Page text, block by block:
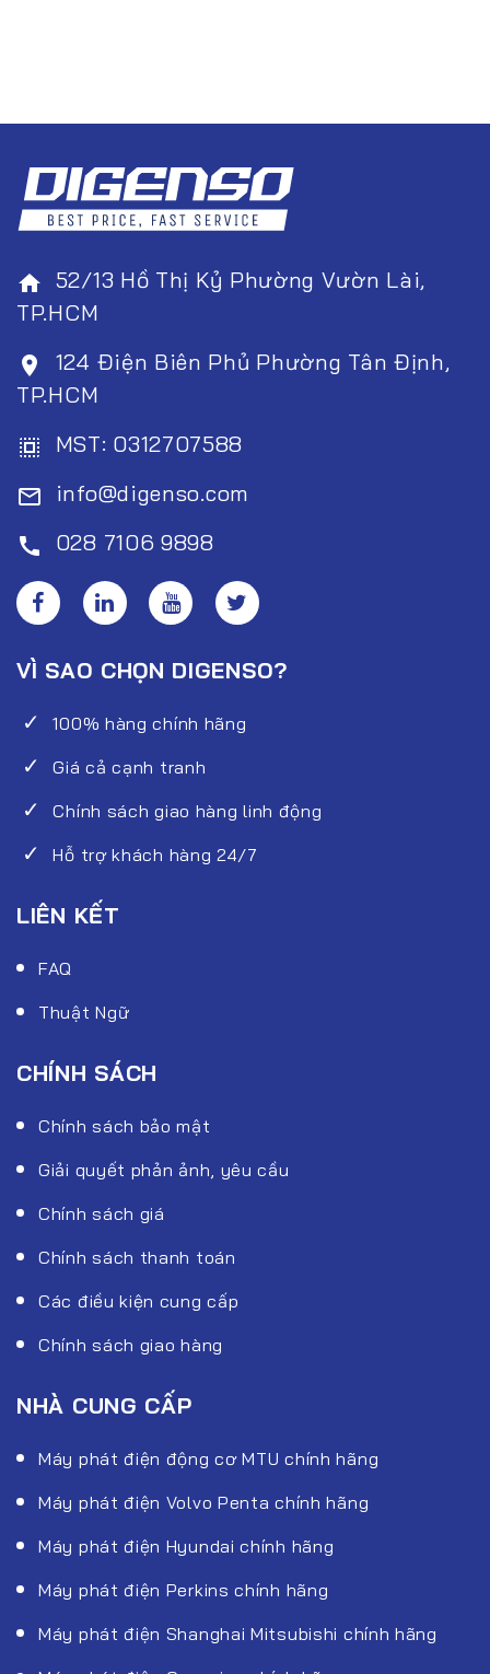
home 52/13 Hồ Thị Kỷ Phường Vườn Lài,
TP.HCM
room
124 Điện Biên Phủ Phường Tân Định,
TP.HCM
select_all MST: 0312707588
mail_outline info@digenso.com
call 028 7106 9898
VÌ SAO CHỌN DIGENSO?
100% hàng chính hãng
Giá cả cạnh tranh
Chính sách giao hàng linh động
Hỗ trợ khách hàng 24/7
LIÊN KẾT
FAQ
Thuật Ngữ
CHÍNH SÁCH
Chính sách bảo mật
Giải quyết phản ảnh, yêu cầu
Chính sách giá
Chính sách thanh toán
Các điều kiện cung cấp
Chính sách giao hàng
NHÀ CUNG CẤP
Máy phát điện động cơ MTU chính hãng
Máy phát điện Volvo Penta chính hãng
Máy phát điện Hyundai chính hãng
Máy phát điện Perkins chính hãng
Máy phát điện Shanghai Mitsubishi chính hãng